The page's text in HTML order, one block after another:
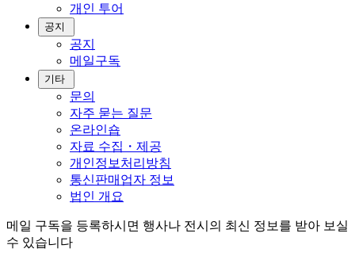
개인 투어
공지
공지
메일구독
기타
문의
자주 묻는 질문
온라인숍
자료 수집・제공
개인정보처리방침
통신판매업자 정보
법인 개요
메일 구독을 등록하시면 행사나 전시의 최신 정보를 받아 보실
수 있습니다